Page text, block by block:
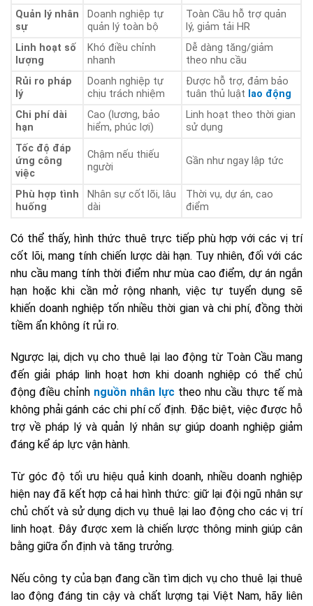
Quản lý nhân
sự
Doanh nghiệp tự
quản lý toàn bộ
Toàn Cầu hỗ trợ quản
lý, giảm tải HR
Linh hoạt số
lượng
Khó điều chỉnh
nhanh
Dễ dàng tăng/giảm
theo nhu cầu
Rủi ro pháp
lý
Doanh nghiệp tự
chịu trách nhiệm
Được hỗ trợ, đảm bảo
tuân thủ luật lao động
Chi phí dài
hạn
Cao (lương, bảo
hiểm, phúc lợi)
Linh hoạt theo thời gian
sử dụng
Tốc độ đáp
ứng công
việc
Chậm nếu thiếu
người
Gần như ngay lập tức
Phù hợp tình
huống
Nhân sự cốt lõi, lâu
dài
Thời vụ, dự án, cao
điểm
Có thể thấy, hình thức thuê trực tiếp phù hợp với các vị trí
cốt lõi, mang tính chiến lược dài hạn. Tuy nhiên, đối với các
nhu cầu mang tính thời điểm như mùa cao điểm, dự án ngắn
hạn hoặc khi cần mở rộng nhanh, việc tự tuyển dụng sẽ
khiến doanh nghiệp tốn nhiều thời gian và chi phí, đồng thời
tiềm ẩn không ít rủi ro.
Ngược lại, dịch vụ cho thuê lại lao động từ Toàn Cầu mang
đến giải pháp linh hoạt hơn khi doanh nghiệp có thể chủ
động điều chỉnh nguồn nhân lực theo nhu cầu thực tế mà
không phải gánh các chi phí cố định. Đặc biệt, việc được hỗ
trợ về pháp lý và quản lý nhân sự giúp doanh nghiệp giảm
đáng kể áp lực vận hành.
Từ góc độ tối ưu hiệu quả kinh doanh, nhiều doanh nghiệp
hiện nay đã kết hợp cả hai hình thức: giữ lại đội ngũ nhân sự
chủ chốt và sử dụng dịch vụ thuê lại lao động cho các vị trí
linh hoạt. Đây được xem là chiến lược thông minh giúp cân
bằng giữa ổn định và tăng trưởng.
Nếu công ty của bạn đang cần tìm dịch vụ cho thuê lại thuê
lao động đáng tin cậy và chất lượng tại Việt Nam, hãy liên